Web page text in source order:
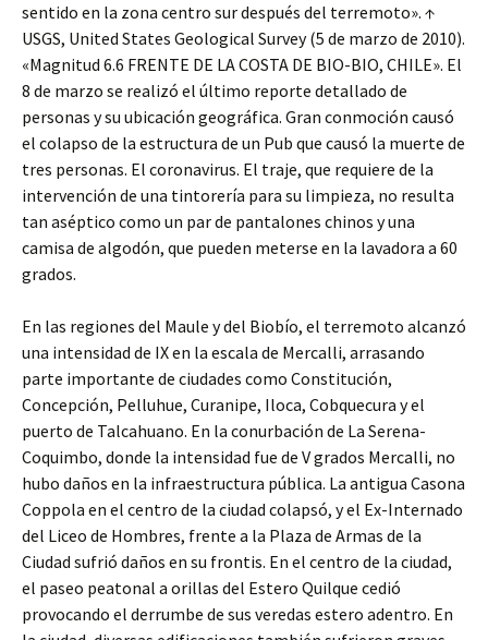
sentido en la zona centro sur después del terremoto». ↑
USGS, United States Geological Survey (5 de marzo de 2010).
«Magnitud 6.6 FRENTE DE LA COSTA DE BIO-BIO, CHILE». El
8 de marzo se realizó el último reporte detallado de
personas y su ubicación geográfica. Gran conmoción causó
el colapso de la estructura de un Pub que causó la muerte de
tres personas. El coronavirus. El traje, que requiere de la
intervención de una tintorería para su limpieza, no resulta
tan aséptico como un par de pantalones chinos y una
camisa de algodón, que pueden meterse en la lavadora a 60
grados.
En las regiones del Maule y del Biobío, el terremoto alcanzó
una intensidad de IX en la escala de Mercalli, arrasando
parte importante de ciudades como Constitución,
Concepción, Pelluhue, Curanipe, Iloca, Cobquecura y el
puerto de Talcahuano. En la conurbación de La Serena-
Coquimbo, donde la intensidad fue de V grados Mercalli, no
hubo daños en la infraestructura pública. La antigua Casona
Coppola en el centro de la ciudad colapsó, y el Ex-Internado
del Liceo de Hombres, frente a la Plaza de Armas de la
Ciudad sufrió daños en su frontis. En el centro de la ciudad,
el paseo peatonal a orillas del Estero Quilque cedió
provocando el derrumbe de sus veredas estero adentro. En